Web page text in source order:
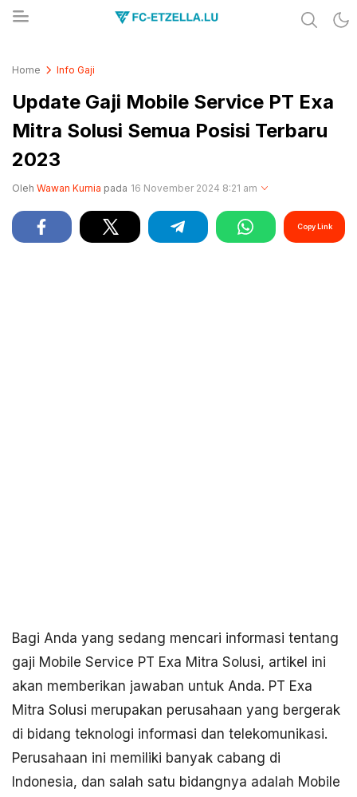
Home Info Gaji
Update Gaji Mobile Service PT Exa
Mitra Solusi Semua Posisi Terbaru
2023
Oleh Wawan Kurnia pada 16 November 2024 8:21 am
Copy Link
Bagi Anda yang sedang mencari informasi tentang
gaji Mobile Service PT Exa Mitra Solusi, artikel ini
akan memberikan jawaban untuk Anda. PT Exa
Mitra Solusi merupakan perusahaan yang bergerak
di bidang teknologi informasi dan telekomunikasi.
Perusahaan ini memiliki banyak cabang di
Indonesia, dan salah satu bidangnya adalah Mobile